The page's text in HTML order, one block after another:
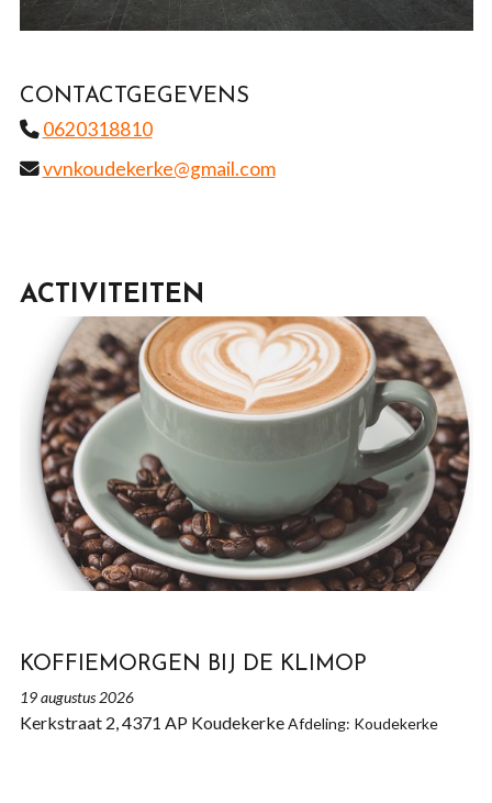
CONTACTGEGEVENS
0620318810
vvnkoudekerke@gmail.com
ACTIVITEITEN
KOFFIEMORGEN BIJ DE KLIMOP
19 augustus 2026
Kerkstraat 2, 4371 AP KoudekerkeAfdeling: Koudekerke